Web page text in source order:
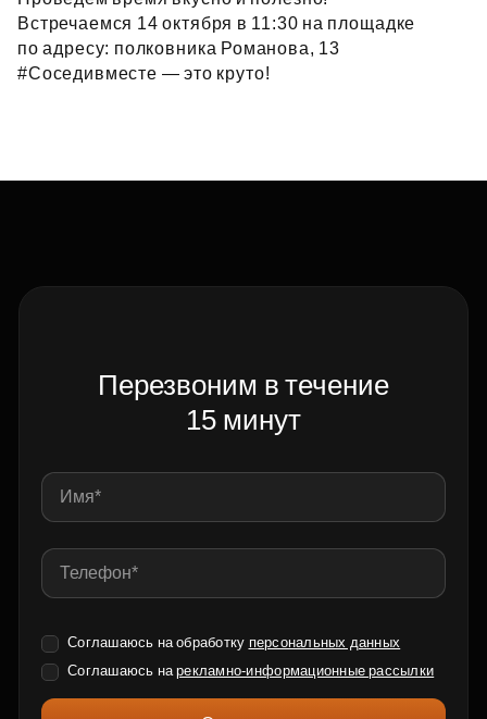
Встречаемся 14 октября в 11:30 на площадке
по адресу: полковника Романова, 13
#Соседивместе — это круто!
Перезвоним в течение
15 минут
Соглашаюсь на обработку персональных данных
Соглашаюсь нарекламно-информационные рассылки